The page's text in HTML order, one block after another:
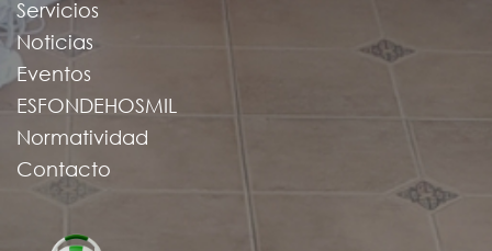
Servicios
Noticias
Eventos
ESFONDEHOSMIL
Normatividad
Contacto